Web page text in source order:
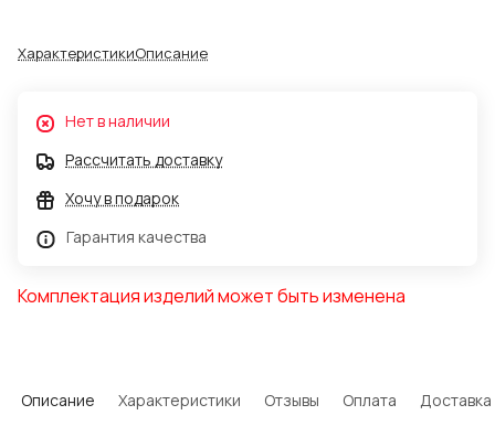
ХарактеристикиОписание
Нет в наличии
Рассчитать доставку
Хочу в подарок
Гарантия качества
Комплектация изделий может быть изменена
Описание Характеристики Отзывы Оплата Доставка